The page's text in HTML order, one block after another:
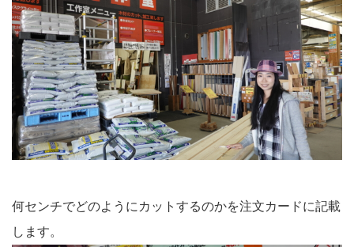
何センチでどのようにカットするのかを注文カードに記載
します。